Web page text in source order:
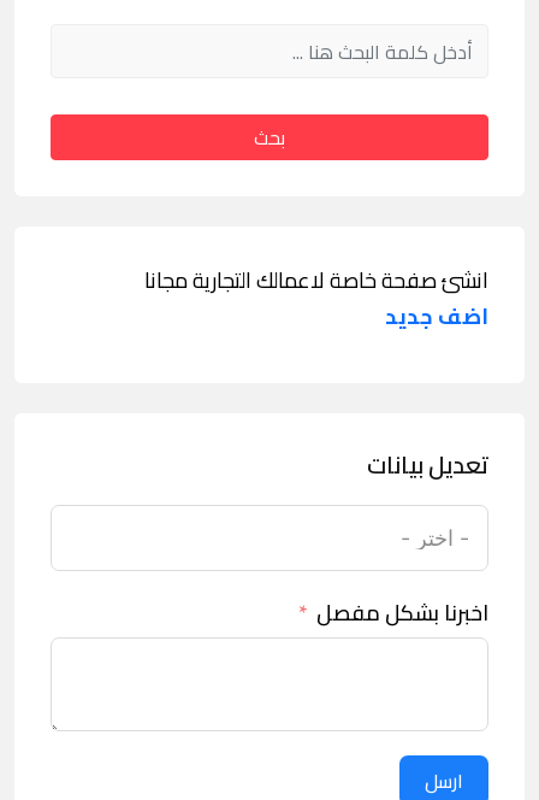
بحث
انشئ صفحة خاصة لاعمالك التجارية مجانا
اضف جديد
تعديل بيانات
اخبرنا بشكل مفصل
ارسل